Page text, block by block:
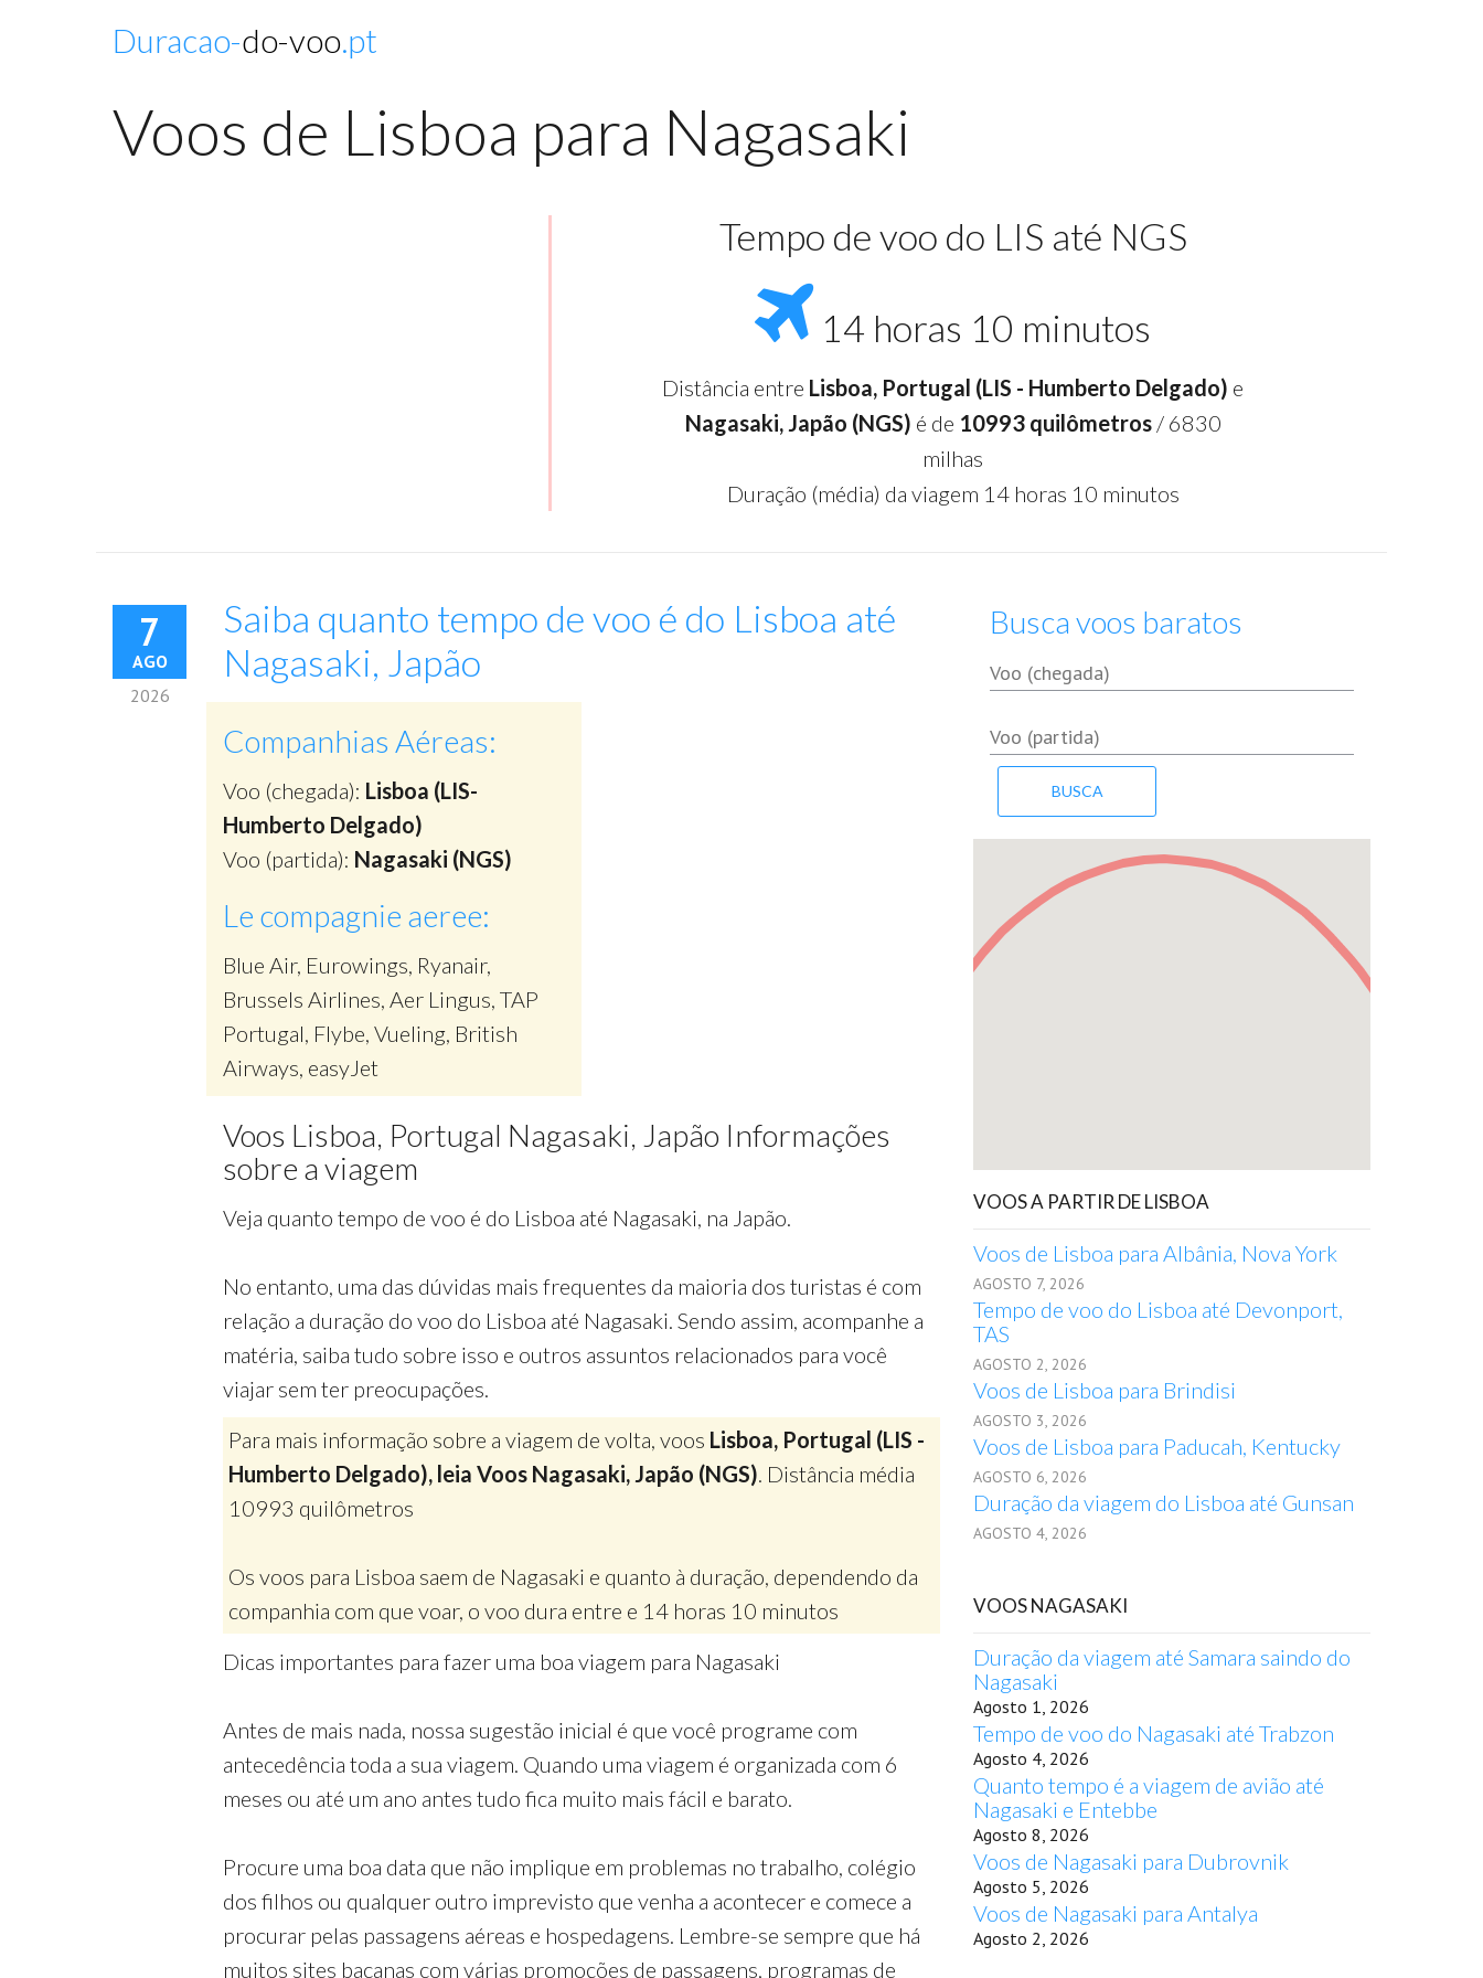
Duracao-do-voo.pt
Voos de Lisboa para Nagasaki
Tempo de voo do LIS até NGS
14 horas 10 minutos
Distância entre Lisboa, Portugal (LIS - Humberto Delgado) e
Nagasaki, Japão (NGS) é de 10993 quilômetros/ 6830
milhas
Duração (média) da viagem 14 horas 10 minutos
7
AGO
2026
Saiba quanto tempo de voo é do Lisboa até
Nagasaki, Japão
Companhias Aéreas:
Voo (chegada): Lisboa (LIS-
Humberto Delgado)
Voo (partida): Nagasaki (NGS)
Le compagnie aeree:
Blue Air, Eurowings, Ryanair,
Brussels Airlines, Aer Lingus, TAP
Portugal, Flybe, Vueling, British
Airways, easyJet
Voos Lisboa, Portugal Nagasaki, Japão Informações
sobre a viagem
Veja quanto tempo de voo é do Lisboa até Nagasaki, na Japão.
No entanto, uma das dúvidas mais frequentes da maioria dos turistas é com
relação a duração do voo do Lisboa até Nagasaki. Sendo assim, acompanhe a
matéria, saiba tudo sobre isso e outros assuntos relacionados para você
viajar sem ter preocupações.
Para mais informação sobre a viagem de volta, voos Lisboa, Portugal (LIS -
Humberto Delgado), leia Voos Nagasaki, Japão (NGS). Distância média
10993 quilômetros
Os voos para Lisboa saem de Nagasaki e quanto à duração, dependendo da
companhia com que voar, o voo dura entre e 14 horas 10 minutos
Dicas importantes para fazer uma boa viagem para Nagasaki
Antes de mais nada, nossa sugestão inicial é que você programe com
antecedência toda a sua viagem. Quando uma viagem é organizada com 6
meses ou até um ano antes tudo fica muito mais fácil e barato.
Procure uma boa data que não implique em problemas no trabalho, colégio
dos filhos ou qualquer outro imprevisto que venha a acontecer e comece a
procurar pelas passagens aéreas e hospedagens. Lembre-se sempre que há
muitos sites bacanas com várias promoções de passagens, programas de
Busca voos baratos
VOOS A PARTIR DE LISBOA
Voos de Lisboa para Albânia, Nova York
AGOSTO 7, 2026
Tempo de voo do Lisboa até Devonport,
TAS
AGOSTO 2, 2026
Voos de Lisboa para Brindisi
AGOSTO 3, 2026
Voos de Lisboa para Paducah, Kentucky
AGOSTO 6, 2026
Duração da viagem do Lisboa até Gunsan
AGOSTO 4, 2026
VOOS NAGASAKI
Duração da viagem até Samara saindo do
Nagasaki
Agosto 1, 2026
Tempo de voo do Nagasaki até Trabzon
Agosto 4, 2026
Quanto tempo é a viagem de avião até
Nagasaki e Entebbe
Agosto 8, 2026
Voos de Nagasaki para Dubrovnik
Agosto 5, 2026
Voos de Nagasaki para Antalya
Agosto 2, 2026